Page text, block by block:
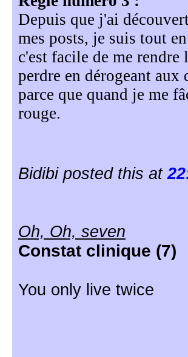
Depuis que j'ai
mes posts, je suis tout
c'est facile de me
perdre en dérogeant aux
parce que quand je me
rouge.
Bidibi posted this at
Oh, Oh, seven
Constat clinique (7)
You only live twice